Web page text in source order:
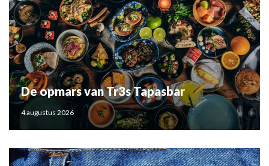
De opmars van Tr3s Tapasbar
4 augustus 2026